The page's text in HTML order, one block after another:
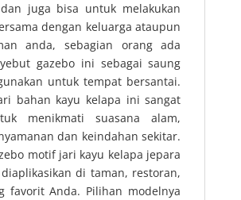
juga bisa untuk melakukan
dengan keluarga ataupun
anda, sebagian orang ada
gazebo ini sebagai saung
untuk tempat bersantai.
bahan kayu kelapa ini sangat
menikmati suasana alam,
dan keindahan sekitar.
motif jari kayu kelapa jepara
di taman, restoran,
favorit Anda. Pilihan modelnya